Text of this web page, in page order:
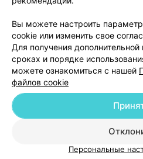
Персональные
Обработка
© 2026 ООО «Артокс Лаб», УНП
Вы можете настроить
cookie или изменить свое
Для получения
сроках и порядке
можете ознакомиться с нашей
файлов cookie
Персональные